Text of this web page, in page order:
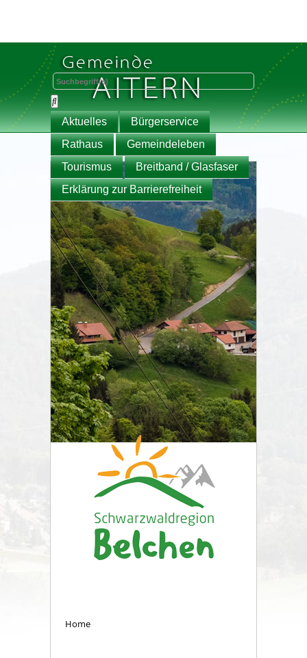
Aktuelles
Bürgerservice
Rathaus
Gemeindeleben
Tourismus
Breitband / Glasfaser
Erklärung zur Barrierefreiheit
Home